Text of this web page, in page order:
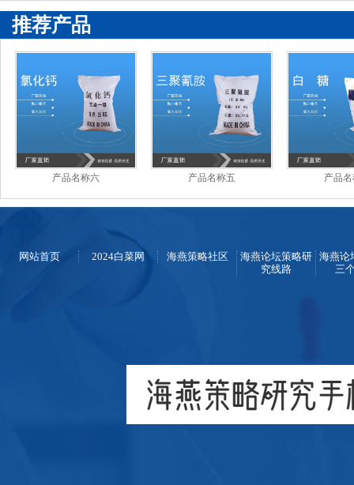
推荐产品
产品名称六 产品名称五 产品
网站首页 2024白菜网 海燕策略社区
海燕论坛策略研
究线路
海燕论
三